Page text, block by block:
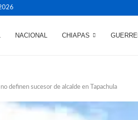
NACIONAL CHIAPAS
definen sucesor de alcalde en Tapachula